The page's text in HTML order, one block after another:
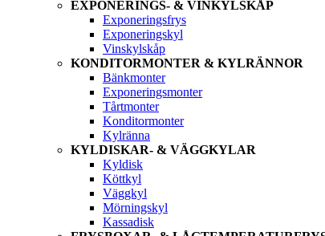
EXPONERINGS- & VINKYLSKÅP
Exponeringsfrys
Exponeringskyl
Vinskylskåp
KONDITORMONTER & KYLRÄNNOR
Bänkmonter
Exponeringsmonter
Tårtmonter
Konditormonter
Kylränna
KYLDISKAR- & VÄGGKYLAR
Kyldisk
Köttkyl
Väggkyl
Mörningskyl
Kassadisk